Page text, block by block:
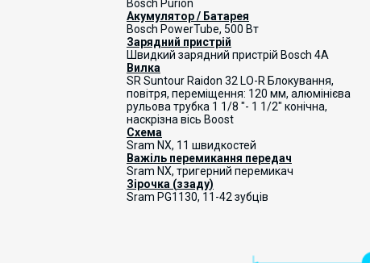
Bosch Purion
Акумулятор / Батарея
Bosch PowerTube, 500 Вт
Зарядний пристрій
Швидкий зарядний пристрій Bosch 4A
Вилка
SR Suntour Raidon 32 LO-R Блокування,
повітря, переміщення: 120 мм, алюмінієва
рульова трубка 1 1/8 "- 1 1/2" конічна,
наскрізна вісь Boost
Схема
Sram NX, 11 швидкостей
Важіль перемикання передач
Sram NX, тригерний перемикач
Зірочка (ззаду)
Sram PG1130, 11-42 зубців